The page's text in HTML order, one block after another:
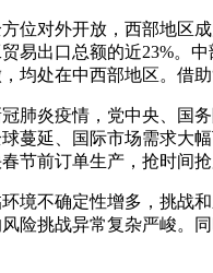
位对外开放，西部地区
易出口总额的近23%。
均处在中西部地区。借
肺炎疫情，党中央、国
蔓延、国际市场需求大
节前订单生产，抢时间
境不确定性增多，挑战
险挑战异常复杂严峻。